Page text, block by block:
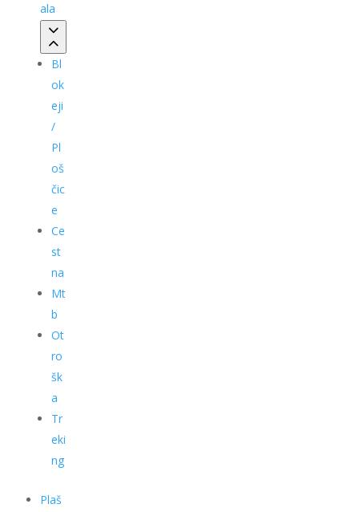
ala
Bl
ok
eji
/
Pl
oš
čic
e
Ce
st
na
Mt
b
Ot
ro
šk
a
Tr
eki
ng
Plaš